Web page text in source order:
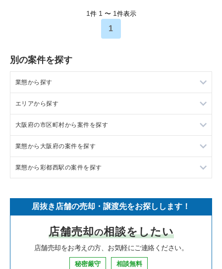
1 件 1 〜 1 件表示
1
別の案件を探す
業態から探す
ラーメンの居抜き売却物件の案件一覧
フランス料理の居抜き売却物件の案件一覧
イタリア料理の居抜き売却物件の案件一覧
中華の居抜き売却物件の案件一覧
寿司の居抜き売却物件の案件一覧
焼肉の居抜き売却物件の案件一覧
鉄板焼き・お好み焼の居抜き売却物件の案件一覧
エリアから探す
東京23区の飲食店の居抜き売却物件の案件一覧
東京都下の飲食店の居抜き売却物件の案件一覧
千葉県の飲食店の居抜き売却物件の案件一覧
神奈川県の飲食店の居抜き売却物件の案件一覧
大阪府の飲食店の居抜き売却物件の案件一覧
兵庫県の飲食店の居抜き売却物件の案件一覧
大阪府の市区町村から案件を探す
大阪市北区の飲食店の居抜き売却物件の案件一覧
大阪市中央区の飲食店の居抜き売却物件の案件一覧
堺市北区の飲食店の居抜き売却物件の案件一覧
堺市中区の飲食店の居抜き売却物件の案件一覧
大阪市西区の飲食店の居抜き売却物件の案件一覧
業態から大阪府の案件を探す
大阪府のラーメンの居抜き売却物件の案件一覧
大阪府のイタリア料理の居抜き売却物件の案件一覧
大阪府の中華の居抜き売却物件の案件一覧
大阪府のそば・うどんの居抜き売却物件の案件一覧
業態から彩都西駅の案件を探す
居抜き店舗の売却・譲渡先をお探しします！
店舗売却の相談をしたい
店舗売却をお考えの方、お気軽にご連絡ください。
秘密厳守 相談無料